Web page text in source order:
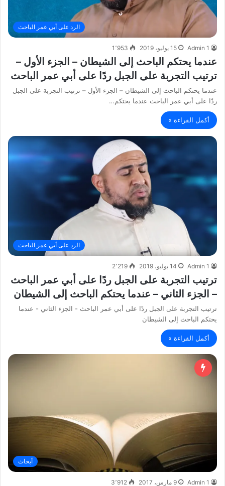
الرد على أبي عمر الباحث
Admin 1 15 يوليو، 2019 1٬953
عندما يحتكم الباحث إلى الشيطان – الجزء الأول –
ترتيب التجربة على الجبل ردًا على أبي عمر الباحث
عندما يحتكم الباحث إلى الشيطان – الجزء الأول – ترتيب التجربة على الجبل
ردًا على أبي عمر الباحث عندما يحتكم…
أكمل القراءة »
الرد على أبي عمر الباحث
Admin 1 14 يوليو، 2019 2٬219
ترتيب التجربة على الجبل ردًا على أبي عمر الباحث
– الجزء الثاني – عندما يحتكم الباحث إلى الشيطان
ترتيب التجربة على الجبل ردًا على أبي عمر الباحث - الجزء الثاني - عندما
يحتكم الباحث إلى الشيطان
أكمل القراءة »
أبحاث
Admin 1 9 مارس، 2017 3٬912